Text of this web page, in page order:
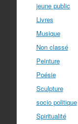
jeune public
Livres
Musique
Non classé
Peinture
Poésie
Sculpture
socio politique
Spiritualité